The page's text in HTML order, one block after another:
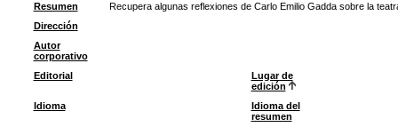
Resumen
Recupera algunas reflexiones de Carlo Emilio Gadda sobre la
Dirección
Autor
corporativo
Editorial
Lugar de
edición
Idioma
Idioma del
resumen